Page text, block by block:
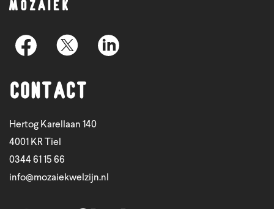
Contact
Hertog Karellaan 140
4001 KR Tiel
0344 61 15 66
info@mozaiekwelzijn.nl